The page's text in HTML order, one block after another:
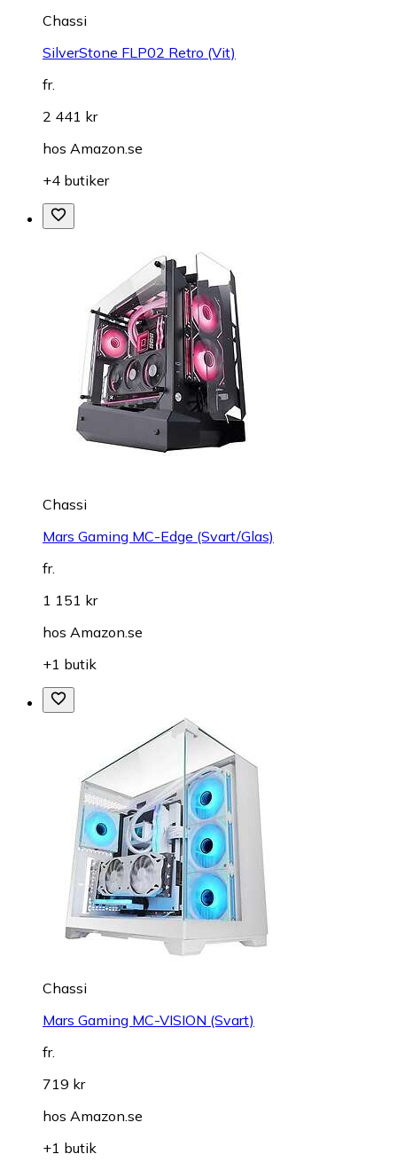
Chassi
SilverStone FLP02 Retro (Vit)
fr.
2 441 kr
hos Amazon.se
+4 butiker
Chassi
Mars Gaming MC-Edge (Svart/Glas)
fr.
1 151 kr
hos Amazon.se
+1 butik
Chassi
Mars Gaming MC-VISION (Svart)
fr.
719 kr
hos Amazon.se
+1 butik